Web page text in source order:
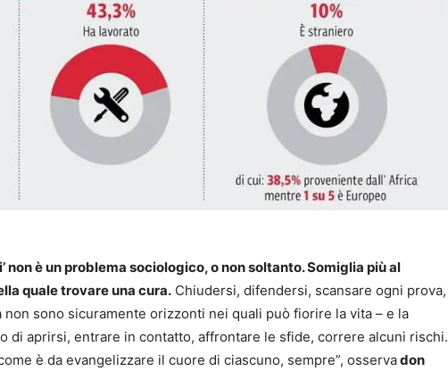
non è un problema sociologico, o non soltanto. Somiglia più al
quale trovare una cura. Chiudersi, difendersi, scansare ogni prova,
sono sicuramente orizzonti nei quali può fiorire la vita – e la
di aprirsi, entrare in contatto, affrontare le sfide, correre alcuni rischi.
è da evangelizzare il cuore di ciascuno, sempre”, osservadon